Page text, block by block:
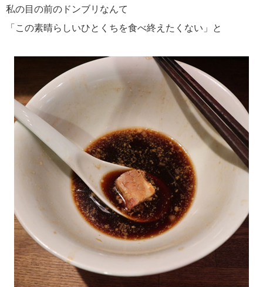
私の目の前のドンブリなんて
「この素晴らしいひとくちを食べ終えたくない」と